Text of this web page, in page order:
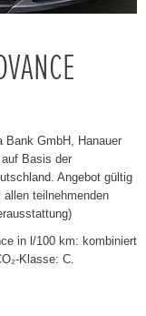
Bank GmbH, Hanauer
Basis der
Angebot gültig
teilnehmenden
in l/100 km: kombiniert
Klasse: C.